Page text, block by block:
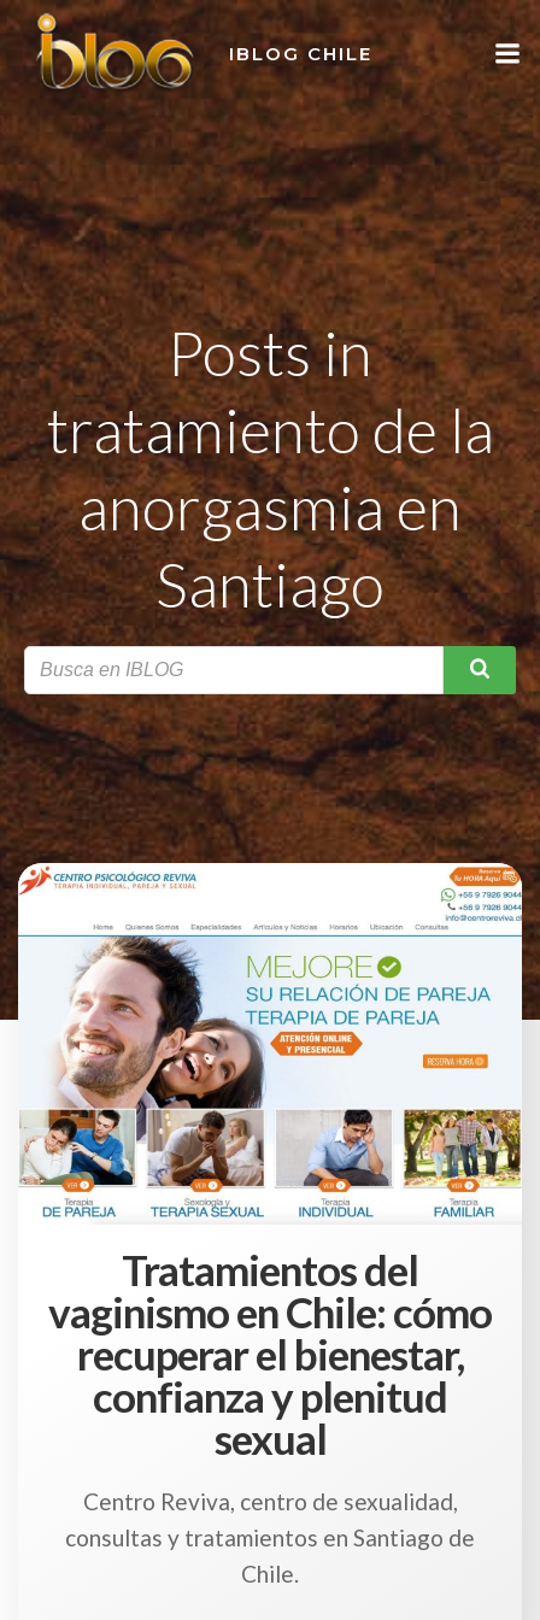
Skip
to
content
IBLOG CHILE
Posts in
tratamiento de la
anorgasmia en
Santiago
Tratamientos del
vaginismo en Chile: cómo
recuperar el bienestar,
confianza y plenitud
sexual
Centro Reviva, centro de sexualidad,
consultas y tratamientos en Santiago de
Chile.